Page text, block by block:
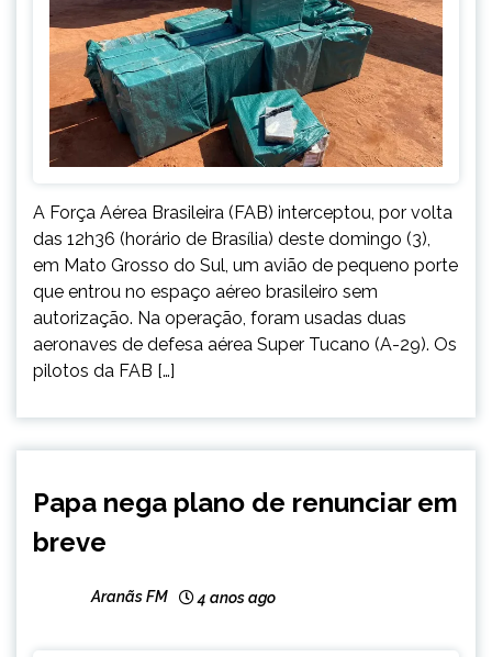
A Força Aérea Brasileira (FAB) interceptou, por volta
das 12h36 (horário de Brasília) deste domingo (3),
em Mato Grosso do Sul, um avião de pequeno porte
que entrou no espaço aéreo brasileiro sem
autorização. Na operação, foram usadas duas
aeronaves de defesa aérea Super Tucano (A-29). Os
pilotos da FAB […]
NOTÍCIAS
Papa nega plano de renunciar em
breve
Aranãs FM 4 anos ago